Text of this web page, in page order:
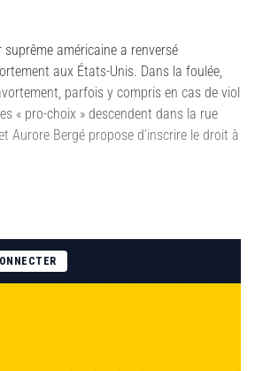
américaine a renversé
aux États-Unis. Dans la foulée,
parfois y compris en cas de viol
« pro-choix » descendent dans la rue
Aurore Bergé propose d’inscrire le droit à